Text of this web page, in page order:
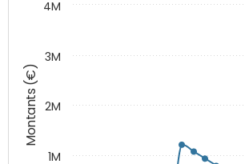
Montants (€)
1M
2M
3M
4M